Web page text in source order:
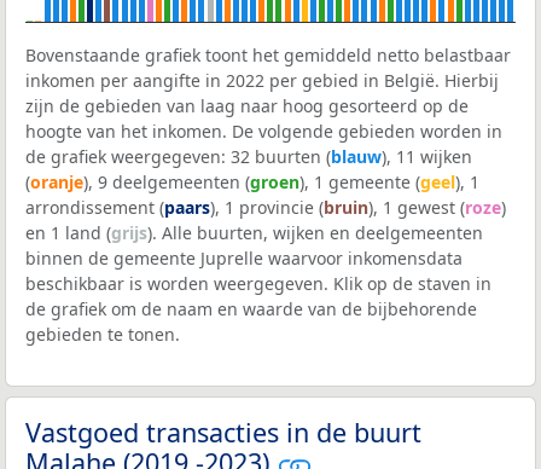
Bovenstaande grafiek toont het gemiddeld netto belastbaar
inkomen per aangifte in 2022 per gebied in België. Hierbij
zijn de gebieden van laag naar hoog gesorteerd op de
hoogte van het inkomen. De volgende gebieden worden in
de grafiek weergegeven: 32 buurten (blauw), 11 wijken
(oranje), 9 deelgemeenten (groen), 1 gemeente (geel), 1
arrondissement (paars), 1 provincie (bruin), 1 gewest (roze)
en 1 land (grijs). Alle buurten, wijken en deelgemeenten
binnen de gemeente Juprelle waarvoor inkomensdata
beschikbaar is worden weergegeven. Klik op de staven in
de grafiek om de naam en waarde van de bijbehorende
gebieden te tonen.
Vastgoed transacties in de buurt